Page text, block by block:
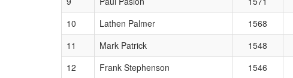
10
Lathen Palmer 1568
11
Mark Patrick 1548
12
Frank Stephenson 1546